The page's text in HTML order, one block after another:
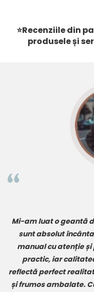
⭐Recenziile din
produsele și
ElyK Creation mi-a
curea din pieleși un
sunt de o precizie rar
făcute cu grijă, nu
comunicarea
românesc